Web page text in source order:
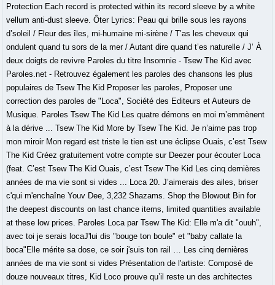
Protection Each record is protected within its record sleeve by a white
vellum anti-dust sleeve. Ôter Lyrics: Peau qui brille sous les rayons
d’soleil / Fleur des îles, mi-humaine mi-sirène / T’as les cheveux qui
ondulent quand tu sors de la mer / Autant dire quand t’es naturelle / J’ À
deux doigts de revivre Paroles du titre Insomnie - Tsew The Kid avec
Paroles.net - Retrouvez également les paroles des chansons les plus
populaires de Tsew The Kid Proposer les paroles, Proposer une
correction des paroles de "Loca", Société des Editeurs et Auteurs de
Musique. Paroles Tsew The Kid Les quatre démons en moi m’emmènent
à la dérive ... Tsew The Kid More by Tsew The Kid. Je n’aime pas trop
mon miroir Mon regard est triste le tien est une éclipse Ouais, c’est Tsew
The Kid Créez gratuitement votre compte sur Deezer pour écouter Loca
(feat. C’est Tsew The Kid Ouais, c’est Tsew The Kid Les cinq dernières
années de ma vie sont si vides ... Loca 20. J’aimerais des ailes, briser
c'qui m'enchaîne Youv Dee, 3,232 Shazams. Shop the Blowout Bin for
the deepest discounts on last chance items, limited quantities available
at these low prices. Paroles Loca par Tsew The Kid: Elle m'a dit "ouuh",
avec toi je serais locaJ'lui dis "bouge ton boule" et "baby callate la
boca"Elle mérite sa dose, ce soir j'suis ton rail … Les cinq dernières
années de ma vie sont si vides Présentation de l'artiste: Composé de
douze nouveaux titres, Kid Loco prouve qu’il reste un des architectes